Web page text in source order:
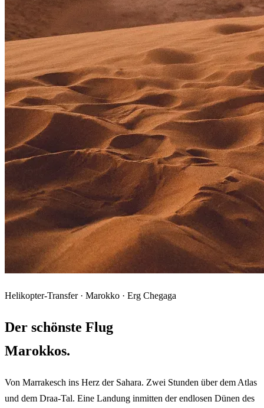
Helikopter-Transfer · Marokko · Erg Chegaga
Der schönste Flug
Marokkos.
Von Marrakesch ins Herz der Sahara. Zwei Stunden über dem Atlas
und dem Draa-Tal. Eine Landung inmitten der endlosen Dünen des